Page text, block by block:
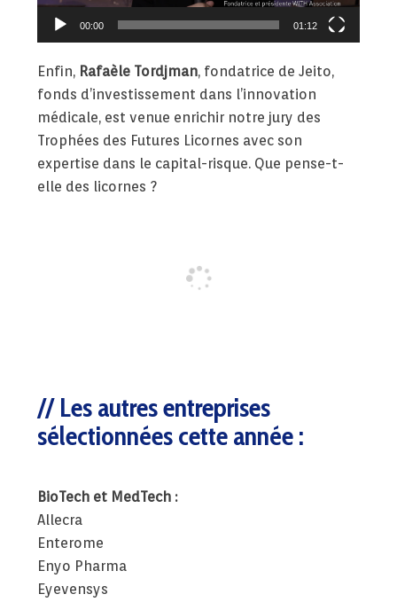
00:00 01:12
Enfin, Rafaèle Tordjman, fondatrice de Jeito,
fonds d’investissement dans l’innovation
médicale, est venue enrichir notre jury des
Trophées des Futures Licornes avec son
expertise dans le capital-risque. Que pense-t-
elle des licornes ?
Les autres entreprises
sélectionnées cette année :
BioTech et MedTech :
Allecra
Enterome
Enyo Pharma
Eyevensys